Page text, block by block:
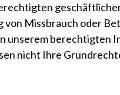
Missbrauch oder
berechtigten
nicht Ihre